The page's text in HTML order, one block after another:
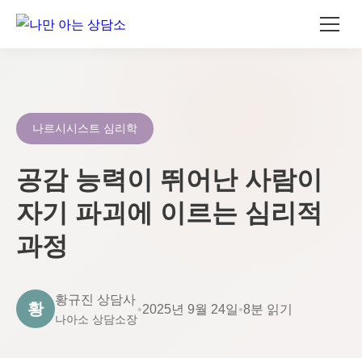
나르시시스트 심리학
공감 능력이 뛰어난 사람이
자기 파괴에 이르는 심리적
과정
황
황규진 상담사
나아소 상담소장
•2025년 9월 24일•8분 읽기